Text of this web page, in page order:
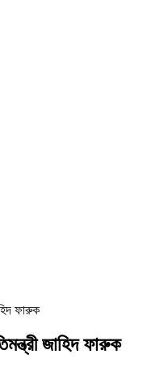
ফারুক
জাহিদ ফারুক